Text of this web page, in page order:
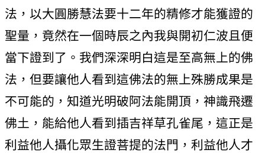
法，以大圓勝慧法要十二年的精修才能獲證的
聖量，竟然在一個時辰之內我與開初仁波且便
當下證到了。我們深深明白這是至高無上的佛
法，但要讓他人看到這佛法的無上殊勝成果是
不可能的，知道光明破阿法能開頂，神識飛遷
佛土，能給他人看到插吉祥草孔雀尾，這正是
利益他人攝化眾生證菩提的法門，利益他人才